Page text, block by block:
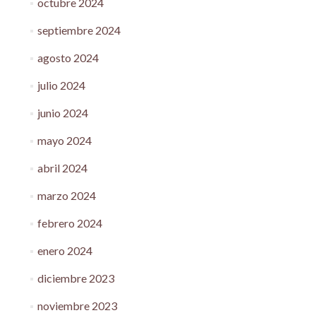
septiembre 2024
agosto 2024
julio 2024
junio 2024
mayo 2024
abril 2024
marzo 2024
febrero 2024
enero 2024
diciembre 2023
noviembre 2023